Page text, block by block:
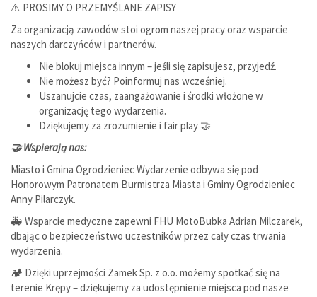
⚠️ PROSIMY O PRZEMYŚLANE ZAPISY
Za organizacją zawodów stoi ogrom naszej pracy oraz wsparcie
naszych darczyńców i partnerów.
Nie blokuj miejsca innym – jeśli się zapisujesz, przyjedź.
Nie możesz być? Poinformuj nas wcześniej.
Uszanujcie czas, zaangażowanie i środki włożone w
organizację tego wydarzenia.
Dziękujemy za zrozumienie i fair play 🤝
🤝 Wspierają nas:
Miasto i Gmina Ogrodzieniec Wydarzenie odbywa się pod
Honorowym Patronatem Burmistrza Miasta i Gminy Ogrodzieniec
Anny Pilarczyk.
🚑 Wsparcie medyczne zapewni FHU MotoBubka Adrian Milczarek,
dbając o bezpieczeństwo uczestników przez cały czas trwania
wydarzenia.
🏕️ Dzięki uprzejmości Zamek Sp. z o.o. możemy spotkać się na
terenie Krępy – dziękujemy za udostępnienie miejsca pod nasze